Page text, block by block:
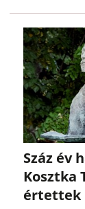
Száz év
Kosztka
értettek